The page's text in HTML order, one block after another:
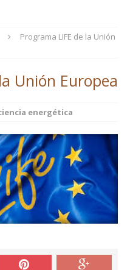
Programa LIFE de la Unión
Unión Europea
energética